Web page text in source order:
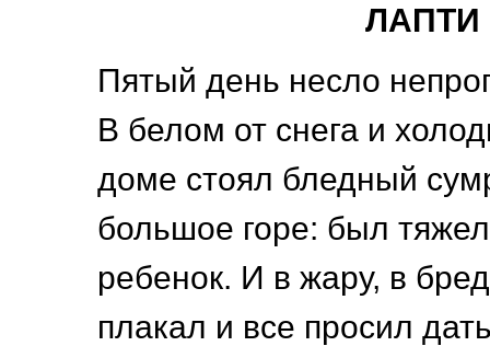
ЛАПТИ
Пятый день несло
В белом от снега и
доме стоял бледный
большое горе: был
ребенок. И в жару, в
плакал и все просил